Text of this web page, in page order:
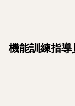
機能訓練指導